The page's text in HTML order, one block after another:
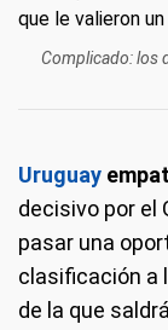
Complicado: los
Uruguay
decisivo por el
pasar una
clasificación a
de la que